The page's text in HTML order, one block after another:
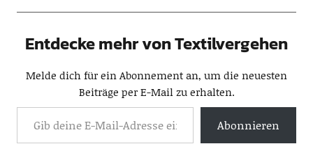
Entdecke mehr von Textilvergehen
Melde dich für ein Abonnement an, um die neuesten
Beiträge per E-Mail zu erhalten.
Abonnieren